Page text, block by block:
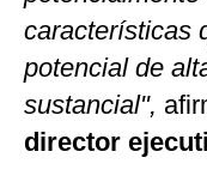
características
potencial de
sustancial",
director